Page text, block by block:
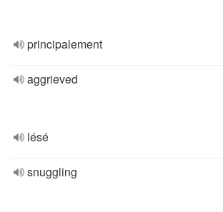
principalement
aggrieved
lésé
snuggling